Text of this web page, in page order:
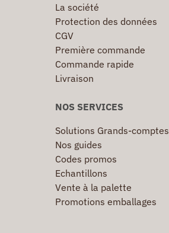
La société
Protection des données
CGV
Première commande
Commande rapide
Livraison
NOS SERVICES
Solutions Grands-comptes
Nos guides
Codes promos
Echantillons
Vente à la palette
Promotions emballages